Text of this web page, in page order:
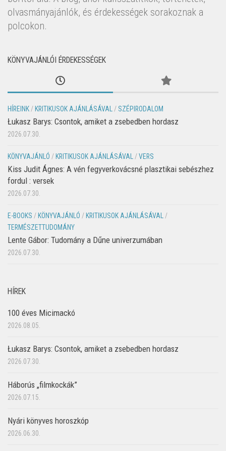
olvasmányajánlók, és érdekességek sorakoznak a
polcokon.
KÖNYVAJÁNLÓI ÉRDEKESSÉGEK
HÍREINK/ KRITIKUSOK AJÁNLÁSÁVAL/ SZÉPIRODALOM
Łukasz Barys: Csontok, amiket a zsebedben hordasz
2026.07.30.
KÖNYVAJÁNLÓ / KRITIKUSOK AJÁNLÁSÁVAL/VERS
Kiss Judit Ágnes: A vén fegyverkovácsné plasztikai sebészhez
fordul : versek
2026.07.30.
E-BOOKS / KÖNYVAJÁNLÓ / KRITIKUSOK AJÁNLÁSÁVAL/
TERMÉSZETTUDOMÁNY
Lente Gábor: Tudomány a Dűne univerzumában
2026.07.30.
HÍREK
100 éves Micimackó
2026.08.05.
Łukasz Barys: Csontok, amiket a zsebedben hordasz
2026.07.30.
Háborús „filmkockák”
2026.07.15.
Nyári könyves horoszkóp
2026.06.30.